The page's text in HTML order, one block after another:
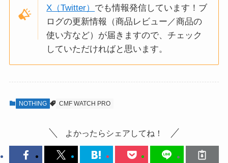
X（Twitter） でも情報発信しています！ブ
ログの更新情報（商品レビュー／商品の
使い方など）が届きますので、チェック
していただければと思います。
NOTHING CMF WATCH PRO
よかったらシェアしてね！